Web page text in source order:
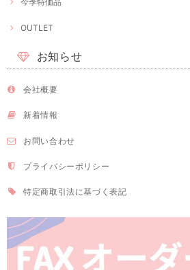
OUTLET
お知らせ
会社概要
新着情報
お問い合わせ
プライバシーポリシー
特定商取引法に基づく表記